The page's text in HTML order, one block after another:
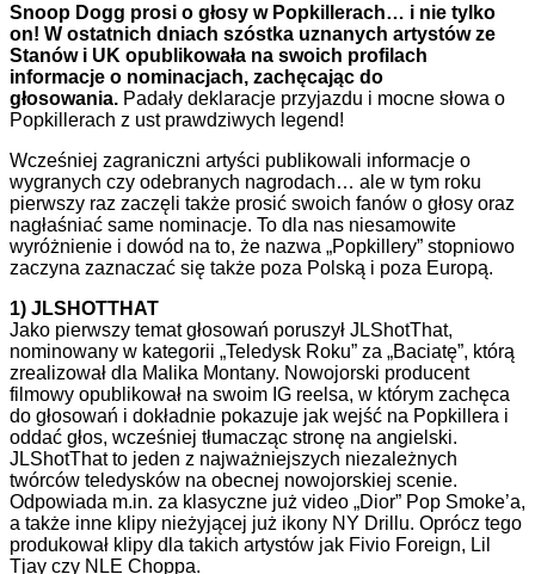
Snoop Dogg prosi o głosy w Popkillerach… i nie tylko
on! W ostatnich dniach szóstka uznanych artystów ze
Stanów i UK opublikowała na swoich profilach
informacje o nominacjach, zachęcając do
głosowania. Padały deklaracje przyjazdu i mocne słowa o
Popkillerach z ust prawdziwych legend!
Wcześniej zagraniczni artyści publikowali informacje o
wygranych czy odebranych nagrodach… ale w tym roku
pierwszy raz zaczęli także prosić swoich fanów o głosy oraz
nagłaśniać same nominacje. To dla nas niesamowite
wyróżnienie i dowód na to, że nazwa „Popkillery” stopniowo
zaczyna zaznaczać się także poza Polską i poza Europą.
1) JLSHOTTHAT
Jako pierwszy temat głosowań poruszył JLShotThat,
nominowany w kategorii „Teledysk Roku” za „Baciatę”, którą
zrealizował dla Malika Montany. Nowojorski producent
filmowy opublikował na swoim IG reelsa, w którym zachęca
do głosowań i dokładnie pokazuje jak wejść na Popkillera i
oddać głos, wcześniej tłumacząc stronę na angielski.
JLShotThat to jeden z najważniejszych niezależnych
twórców teledysków na obecnej nowojorskiej scenie.
Odpowiada m.in. za klasyczne już video „Dior” Pop Smoke’a,
a także inne klipy nieżyjącej już ikony NY Drillu. Oprócz tego
produkował klipy dla takich artystów jak Fivio Foreign, Lil
Tjay czy NLE Choppa.